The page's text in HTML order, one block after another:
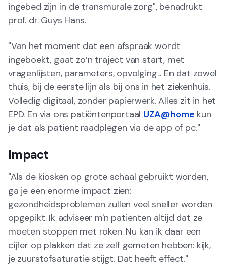
ingebed zijn in de transmurale zorg", benadrukt
prof. dr. Guys Hans.
"Van het moment dat een afspraak wordt
ingeboekt, gaat zo’n traject van start, met
vragenlijsten, parameters, opvolging... En dat zowel
thuis, bij de eerste lijn als bij ons in het ziekenhuis.
Volledig digitaal, zonder papierwerk. Alles zit in het
EPD. En via ons patiëntenportaal UZA@home kun
je dat als patiënt raadplegen via de app of pc."
Impact
"Als de kiosken op grote schaal gebruikt worden,
ga je een enorme impact zien:
gezondheidsproblemen zullen veel sneller worden
opgepikt. Ik adviseer m'n patiënten altijd dat ze
moeten stoppen met roken. Nu kan ik daar een
cijfer op plakken dat ze zelf gemeten hebben: kijk,
je zuurstofsaturatie stijgt. Dat heeft effect."